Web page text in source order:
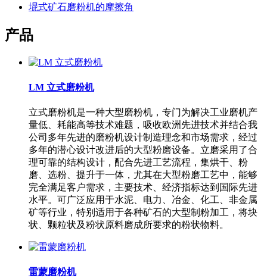
堒式矿石磨粉机的摩擦角
产品
LM 立式磨粉机
立式磨粉机是一种大型磨粉机，专门为解决工业磨机产
量低、耗能高等技术难题，吸收欧洲先进技术并结合我
公司多年先进的磨粉机设计制造理念和市场需求，经过
多年的潜心设计改进后的大型粉磨设备。立磨采用了合
理可靠的结构设计，配合先进工艺流程，集烘干、粉
磨、选粉、提升于一体，尤其在大型粉磨工艺中，能够
完全满足客户需求，主要技术、经济指标达到国际先进
水平。可广泛应用于水泥、电力、冶金、化工、非金属
矿等行业，特别适用于各种矿石的大型制粉加工，将块
状、颗粒状及粉状原料磨成所要求的粉状物料。
雷蒙磨粉机